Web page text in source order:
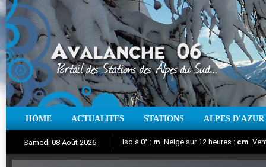
HOME ACTUALITES STATIONS ALPES D'AZUR
Samedi 08 Août 2026 Iso à 0° : m Neige sur 12 heures : cm